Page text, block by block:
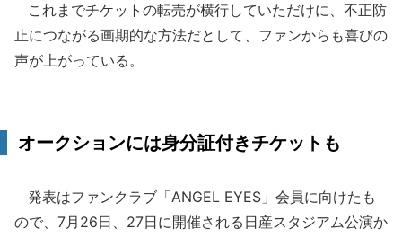
これまでチケットの転売が横行していただけに、不正防
止につながる画期的な方法だとして、ファンからも喜びの
声が上がっている。
オークションには身分証付きチケットも
発表はファンクラブ「ANGEL EYES」会員に向けたも
ので、7月26日、27日に開催される日産スタジアム公演か